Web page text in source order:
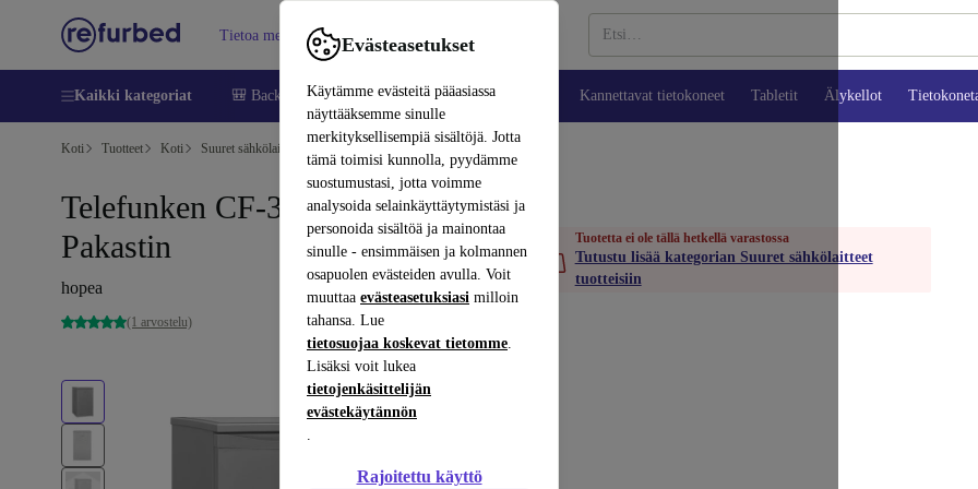
Evästeasetukset
Käytämme evästeitä pääasiassa
näyttääksemme sinulle
merkityksellisempiä sisältöjä. Jotta
tämä toimisi kunnolla, pyydämme
suostumustasi, jotta voimme
analysoida selainkäyttäytymistäsi ja
personoida sisältöä ja mainontaa
sinulle - ensimmäisen ja kolmannen
osapuolen evästeiden avulla. Voit
muuttaa evästeasetuksiasi milloin
tahansa. Lue
tietosuojaa koskevat tietomme.
Lisäksi voit lukea
tietojenkäsittelijän
evästekäytännön
.
Rajoitettu käyttö
Tietoa meistä Myy Apua
Kaikki kategoriat 🎒 Back to school Matkapuhelimet ja älypuhelimet Kannettavat tietokoneet Tabletit Älykellot
Koti Tuotteet Koti Suuret sähkölaitteet
Telefunken CF-34-101-S
Pakastin
hopea
(1 arvostelu)
Tuotetta ei ole tällä hetkellä varastossa
Tutustu lisää kategorian Suuret sähkölaitteet
tuotteisiin